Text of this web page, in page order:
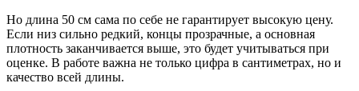
Но длина 50 см сама по себе не гарантирует высокую цену.
Если низ сильно редкий, концы прозрачные, а основная
плотность заканчивается выше, это будет учитываться при
оценке. В работе важна не только цифра в сантиметрах, но и
качество всей длины.